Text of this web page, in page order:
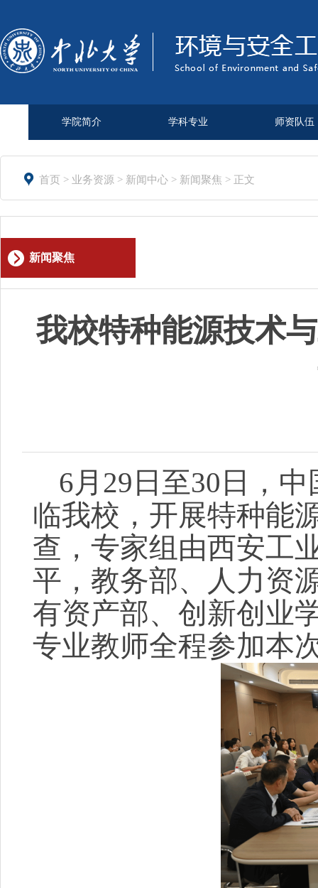
学院简介 学科专业 师资队伍
 首页 > 业务资源 > 新闻中心 > 新闻聚焦 > 正文
新闻聚焦
我校特种能源技术
6月29日至30日，
临我校，开展特种能
查，专家组由西安工
平，教务部、人力资
有资产部、创新创业
专业教师全程参加本